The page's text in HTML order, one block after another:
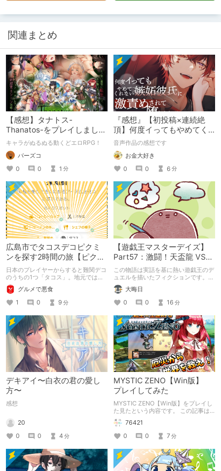
関連まとめ
【感想】タナトス-
Thanatos-をプレイしまし
た。【ネタバレ注意】
キャラがぬるぬる動くどエロRPG！
バーズコ
0
0 1 分
『感想』【初投稿×連続絶
頂】何度イってもやめてく
れない嫉妬彼氏に激責めさ
れて堕とされる。
音声作品の感想です
お金大好き
0
0 6 分
広島市でタコスデコピクミ
ンを探す2時間の旅【ピクミ
ンブルーム / Pikmin
Bloom】
日本のプレイヤーからすると難関デコ
のうちの1つ「タコス」。地元では見
つけられなかった男が広島で探す旅を
お送りします。ねくすと5月のテーマ
「お出かけの記録」。
グルメで悪食
1
0 9 分
【遊戯王マスターデイズ】
Part57：激闘！天盃龍 VS
千年D【架空デュエル】
この物語は実話を基に熱い遊戯王のデ
ュエルを描いたフィクションです。
（自分用メモ：2025-05-14）
大晦日
0
0 16 分
デキアイ〜白衣の君の愛し
方〜
感想
20
0
0 4 分
MYSTIC ZENO【Win版】
プレイしてみた
MYSTIC ZENO【Win版】をプレイし
た見たという内容です。 この記事は
通常のクリエイターズ記事です。
76421
0
0 7分